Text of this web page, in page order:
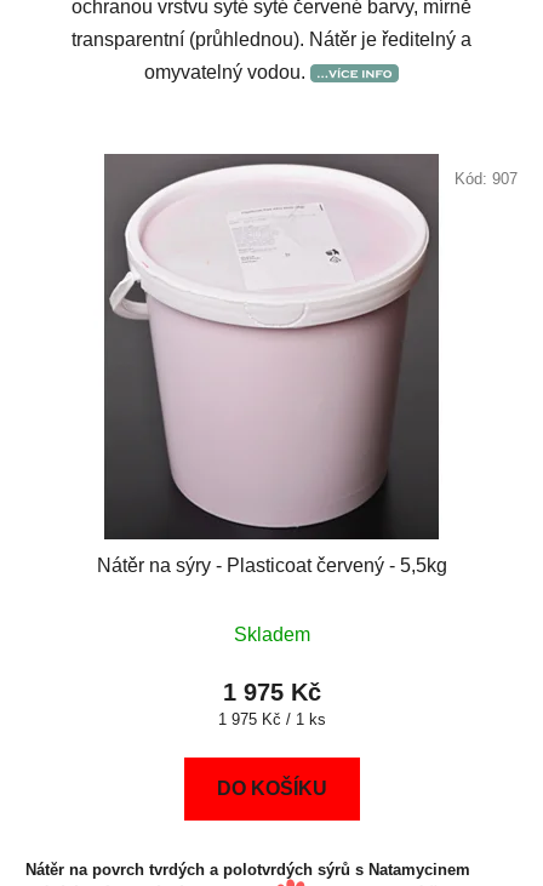
ochranou vrstvu syté syté červené barvy, mírně
transparentní (průhlednou). Nátěr je ředitelný a
omyvatelný vodou.
Nátěr na sýry - Plasticoat červený - 5,5kg
Skladem
1 975 Kč
Měrná
1 975 Kč / 1 ks
DO KOŠÍKU
Nátěr na povrch tvrdých a polotvrdých sýrů s Natamycinem
Kód: 907